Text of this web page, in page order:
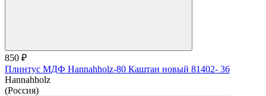
850 ₽
Плинтус МДФ Hannahholz-80 Каштан новый 81402- 36
Hannahholz
(Россия)